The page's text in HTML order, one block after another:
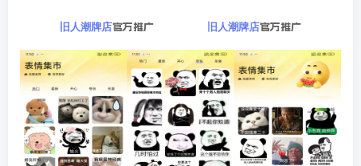
旧人潮牌店官方推广 旧人潮牌店官方推广